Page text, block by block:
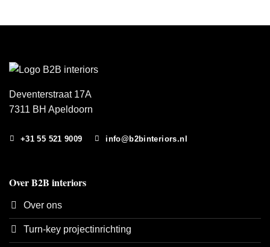
Deventerstraat 17A
7311 BH Apeldoorn
+31 55 521 9009 info@b2binteriors.nl
Over B2B interiors
Over ons
Turn-key projectinrichting